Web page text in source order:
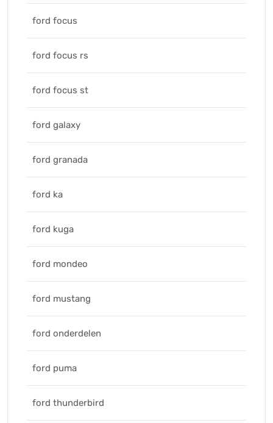
ford focus
ford focus rs
ford focus st
ford galaxy
ford granada
ford ka
ford kuga
ford mondeo
ford mustang
ford onderdelen
ford puma
ford thunderbird